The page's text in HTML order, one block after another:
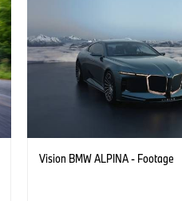
Vision BMW ALPINA - Footage